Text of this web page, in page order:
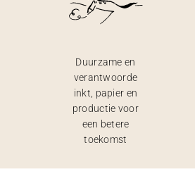
Duurzame en
verantwoorde
inkt, papier en
productie voor
een betere
toekomst